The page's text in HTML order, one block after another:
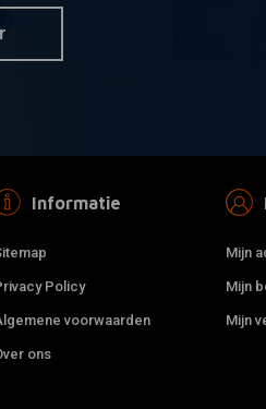
Sensor
Informatie
Policy
voorwaarden
ons
Mijn
Mijn
Mijn